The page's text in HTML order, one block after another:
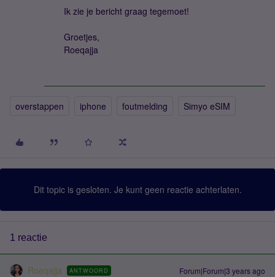
Ik zie je bericht graag tegemoet!
Groetjes,
Roeqajja
overstappen iphone foutmelding Simyo eSIM
Dit topic is gesloten. Je kunt geen reactie achterlaten.
1 reactie
Roeqajja ANTWOORD Forum|Forum|3 years ago